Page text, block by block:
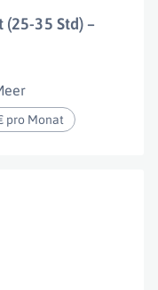
35 Std) –
pro Monat